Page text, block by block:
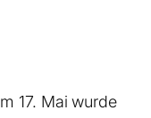
17. Mai wurde